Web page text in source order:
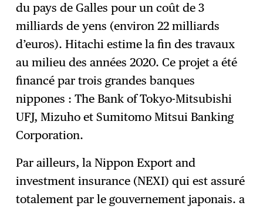
du pays de Galles pour un coût de 3
milliards de yens (environ 22 milliards
d’euros). Hitachi estime la fin des travaux
au milieu des années 2020. Ce projet a été
financé par trois grandes banques
nippones : The Bank of Tokyo-Mitsubishi
UFJ, Mizuho et Sumitomo Mitsui Banking
Corporation.
Par ailleurs, la Nippon Export and
investment insurance (NEXI) qui est assuré
totalement par le gouvernement japonais. a